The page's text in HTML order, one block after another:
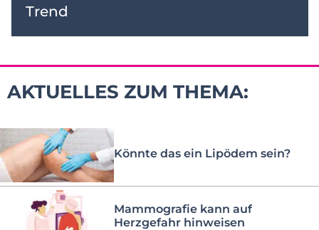
Trend
AKTUELLES ZUM THEMA:
Könnte das ein Lipödem sein?
Mammografie kann auf
Herzgefahr hinweisen